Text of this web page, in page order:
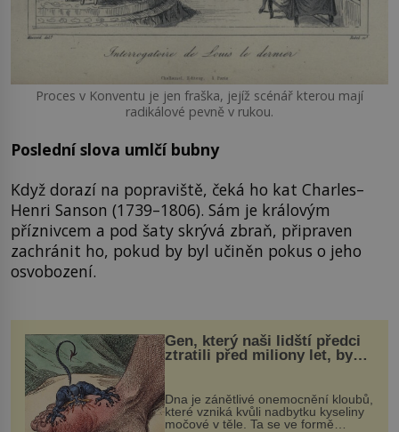
Proces v Konventu je jen fraška, jejíž scénář kterou mají
radikálové pevně v rukou.
Poslední slova umlčí bubny
Když dorazí na popraviště, čeká ho kat Charles–
Henri Sanson (1739–1806). Sám je královým
příznivcem a pod šaty skrývá zbraň, připraven
zachránit ho, pokud by byl učiněn pokus o jeho
osvobození.
Gen, který naši lidští předci
ztratili před miliony let, by
mohl pomoci s léčbou
„nemoci králů“
Dna je zánětlivé onemocnění kloubů,
které vzniká kvůli nadbytku kyseliny
močové v těle. Ta se ve formě